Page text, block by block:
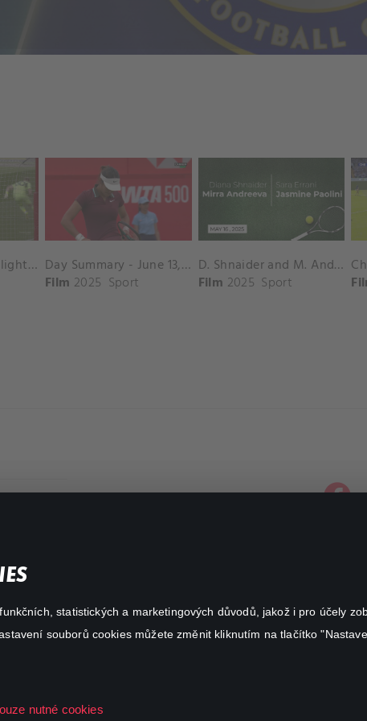
statistických a marketingových důvodů, jakož i pro účely
souborů cookies můžete změnit kliknutím na tlačítko
nutné cookies
Ollie Watkins Highlights vs. Southampton
Day Summary - June 13, 2025
Film 2025 Sport
D. Shnaider and M. Andreeva vs. S. Errani and J. Paolini Match Highlights - ROME_Campo Centrale ( May 16, 2025)
Film 2025 Sport
facebook
Canal+